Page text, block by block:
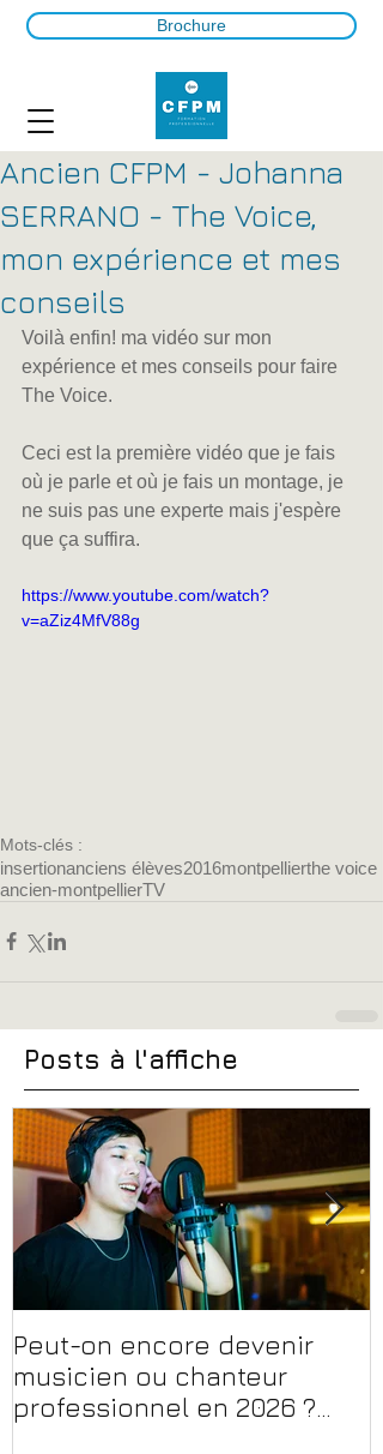
Brochure
Ancien CFPM - Johanna
SERRANO - The Voice,
mon expérience et mes
conseils
Voilà enfin! ma vidéo sur mon
expérience et mes conseils pour faire
The Voice.
Ceci est la première vidéo que je fais
où je parle et où je fais un montage, je
ne suis pas une experte mais j'espère
que ça suffira.
https://www.youtube.com/watch?
v=aZiz4MfV88g
Mots-clés :
insertionanciens élèves2016montpellierthe voice
ancien-montpellierTV
Posts à l'affiche
Peut-on encore devenir
musicien ou chanteur
professionnel en 2026 ?